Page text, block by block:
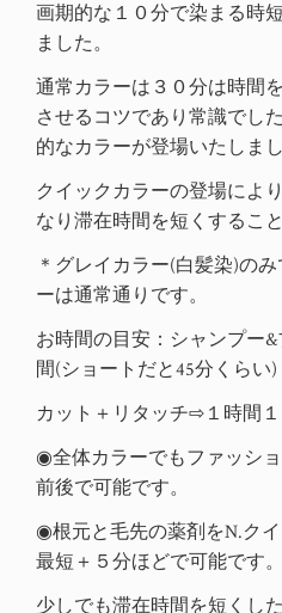
画期的な１０分で染まる時
ました。
通常カラーは３０分は時間
させるコツであり常識でし
的なカラーが登場いたしまし
クイックカラーの登場によ
なり滞在時間を短くするこ
＊グレイカラー(白髪染)の
ーは通常通りです。
お時間の目安：シャンプー
間(ショートだと45分くらい)
カット＋リタッチ⇨１時間
◉全体カラーでもファッシ
前後で可能です。
◉根元と毛先の薬剤をN.ク
最短＋５分ほどで可能です。
少しでも滞在時間を短くし